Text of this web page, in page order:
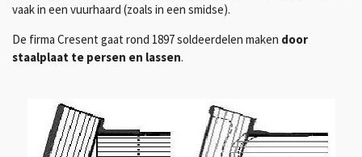
vaak in een vuurhaard (zoals in een smidse).
De firma Cresent gaat rond 1897 soldeerdelen maken door
staalplaat te persen en lassen.